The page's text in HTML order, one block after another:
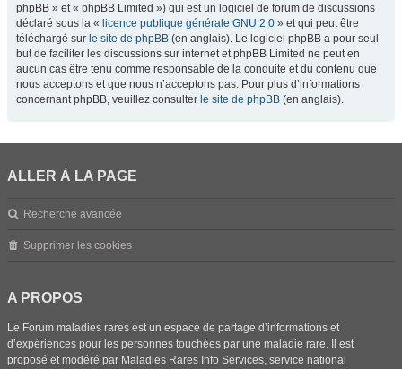
phpBB » et « phpBB Limited ») qui est un logiciel de forum de discussions
déclaré sous la « licence publique générale GNU 2.0 » et qui peut être
téléchargé sur le site de phpBB (en anglais). Le logiciel phpBB a pour seul
but de faciliter les discussions sur internet et phpBB Limited ne peut en
aucun cas être tenu comme responsable de la conduite et du contenu que
nous acceptons et que nous n’acceptons pas. Pour plus d’informations
concernant phpBB, veuillez consulter le site de phpBB (en anglais).
ALLER À LA PAGE
Recherche avancée
Supprimer les cookies
A PROPOS
Le Forum maladies rares est un espace de partage d’informations et
d’expériences pour les personnes touchées par une maladie rare. Il est
proposé et modéré par Maladies Rares Info Services, service national